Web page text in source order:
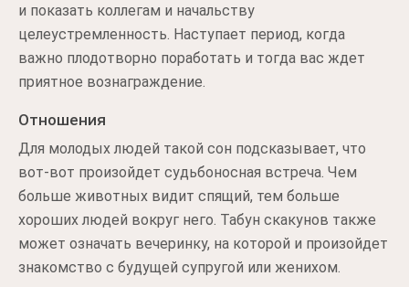
и показать коллегам и начальству
целеустремленность. Наступает период, когда
важно плодотворно поработать и тогда вас ждет
приятное вознаграждение.
Отношения
Для молодых людей такой сон подсказывает, что
вот-вот произойдет судьбоносная встреча. Чем
больше животных видит спящий, тем больше
хороших людей вокруг него. Табун скакунов также
может означать вечеринку, на которой и произойдет
знакомство с будущей супругой или женихом.